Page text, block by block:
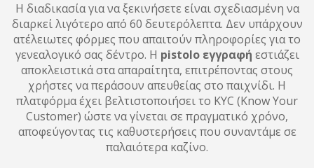
Η διαδικασία για να ξεκινήσετε είναι σχεδιασμένη να
διαρκεί λιγότερο από 60 δευτερόλεπτα. Δεν υπάρχουν
ατέλειωτες φόρμες που απαιτούν πληροφορίες για το
γενεαλογικό σας δέντρο. Η pistolo εγγραφή εστιάζει
αποκλειστικά στα απαραίτητα, επιτρέποντας στους
χρήστες να περάσουν απευθείας στο παιχνίδι. Η
πλατφόρμα έχει βελτιστοποιήσει το KYC (Know Your
Customer) ώστε να γίνεται σε πραγματικό χρόνο,
αποφεύγοντας τις καθυστερήσεις που συναντάμε σε
παλαιότερα καζίνο.